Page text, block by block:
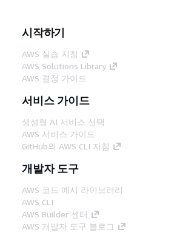
시작하기
AWS 실습 지침
AWS Solutions Library
AWS 결정 가이드
서비스 가이드
생성형 AI 서비스 선택
AWS 서비스 가이드
GitHub의 AWS CLI 지침
개발자 도구
AWS 코드 예시 라이브러리
AWS CLI
AWS Builder 센터
AWS 개발자 도구 블로그